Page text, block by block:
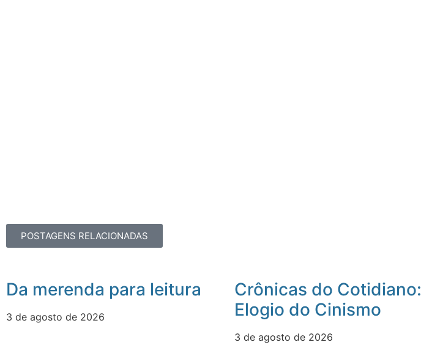
POSTAGENS RELACIONADAS
Da merenda para leitura
3 de agosto de 2026
Crônicas do Cotidiano:
Elogio do Cinismo
3 de agosto de 2026